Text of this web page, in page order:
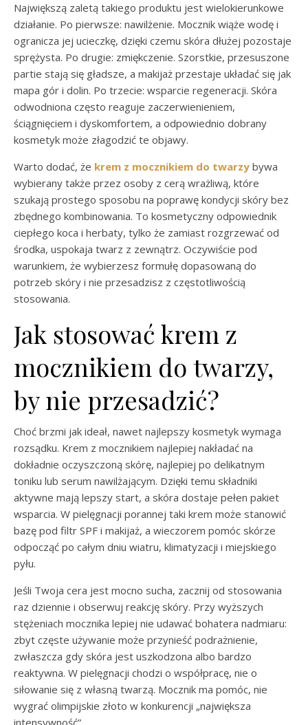
Największą zaletą takiego produktu jest wielokierunkowe
działanie. Po pierwsze: nawilżenie. Mocznik wiąże wodę i
ogranicza jej ucieczkę, dzięki czemu skóra dłużej pozostaje
sprężysta. Po drugie: zmiękczenie. Szorstkie, przesuszone
partie stają się gładsze, a makijaż przestaje układać się jak
mapa gór i dolin. Po trzecie: wsparcie regeneracji. Skóra
odwodniona często reaguje zaczerwienieniem,
ściągnięciem i dyskomfortem, a odpowiednio dobrany
kosmetyk może złagodzić te objawy.
Warto dodać, że krem z mocznikiem do twarzy bywa
wybierany także przez osoby z cerą wrażliwą, które
szukają prostego sposobu na poprawę kondycji skóry bez
zbędnego kombinowania. To kosmetyczny odpowiednik
ciepłego koca i herbaty, tylko że zamiast rozgrzewać od
środka, uspokaja twarz z zewnątrz. Oczywiście pod
warunkiem, że wybierzesz formułę dopasowaną do
potrzeb skóry i nie przesadzisz z częstotliwością
stosowania.
Jak stosować krem z
mocznikiem do twarzy,
by nie przesadzić?
Choć brzmi jak ideał, nawet najlepszy kosmetyk wymaga
rozsądku. Krem z mocznikiem najlepiej nakładać na
dokładnie oczyszczoną skórę, najlepiej po delikatnym
toniku lub serum nawilżającym. Dzięki temu składniki
aktywne mają lepszy start, a skóra dostaje pełen pakiet
wsparcia. W pielęgnacji porannej taki krem może stanowić
bazę pod filtr SPF i makijaż, a wieczorem pomóc skórze
odpocząć po całym dniu wiatru, klimatyzacji i miejskiego
pyłu.
Jeśli Twoja cera jest mocno sucha, zacznij od stosowania
raz dziennie i obserwuj reakcję skóry. Przy wyższych
stężeniach mocznika lepiej nie udawać bohatera nadmiaru:
zbyt częste używanie może przynieść podrażnienie,
zwłaszcza gdy skóra jest uszkodzona albo bardzo
reaktywna. W pielęgnacji chodzi o współpracę, nie o
siłowanie się z własną twarzą. Mocznik ma pomóc, nie
wygrać olimpijskie złoto w konkurencji „największa
intensywność”.